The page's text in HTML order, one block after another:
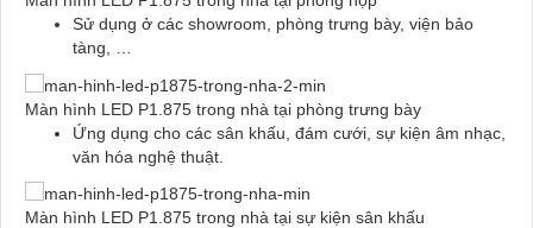
Sử dụng ở các showroom, phòng trưng bày, viện bảo
tàng, …
Màn hình LED P1.875 trong nhà tại phòng trưng bày
Ứng dụng cho các sân khấu, đám cưới, sự kiện âm nhạc,
văn hóa nghệ thuật.
Màn hình LED P1.875 trong nhà tại sự kiện sân khấu